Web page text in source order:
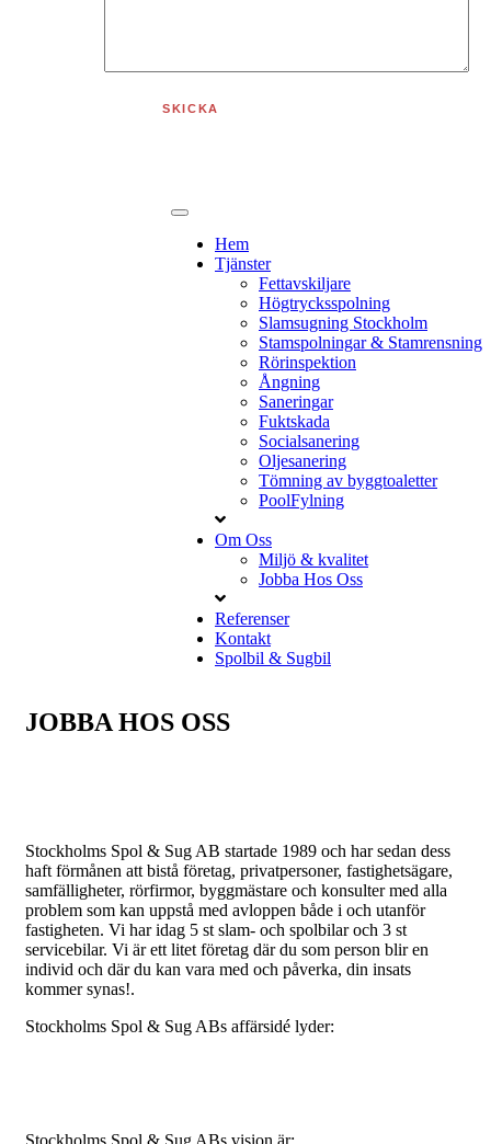
Hem
Tjänster
Fettavskiljare
Högtrycksspolning
Slamsugning Stockholm
Stamspolningar & Stamrensning
Rörinspektion
Ångning
Saneringar
Fuktskada
Socialsanering
Oljesanering
Tömning av byggtoaletter
PoolFylning
Om Oss
Miljö & kvalitet
Jobba Hos Oss
Referenser
Kontakt
Spolbil & Sugbil
JOBBA HOS OSS
Stockholms Spol & Sug AB startade 1989 och har sedan dess
haft förmånen att bistå företag, privatpersoner, fastighetsägare,
samfälligheter, rörfirmor, byggmästare och konsulter med alla
problem som kan uppstå med avloppen både i och utanför
fastigheten. Vi har idag 5 st slam- och spolbilar och 3 st
servicebilar. Vi är ett litet företag där du som person blir en
individ och där du kan vara med och påverka, din insats
kommer synas!.
Stockholms Spol & Sug ABs affärsidé lyder:
Stockholms Spol & Sug ABs vision är: